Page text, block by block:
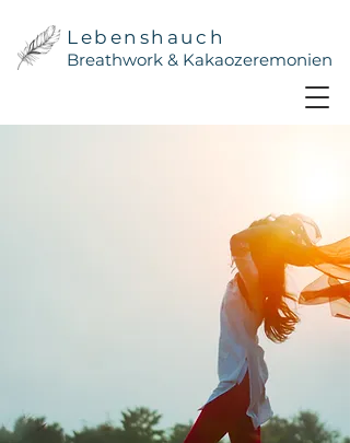
Lebenshauch
Breathwork & Kakaozeremonien